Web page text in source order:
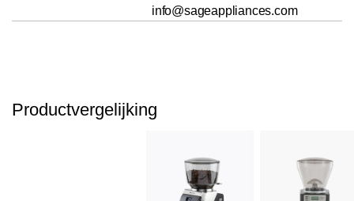
info@sageappliances.com
Productvergelijking